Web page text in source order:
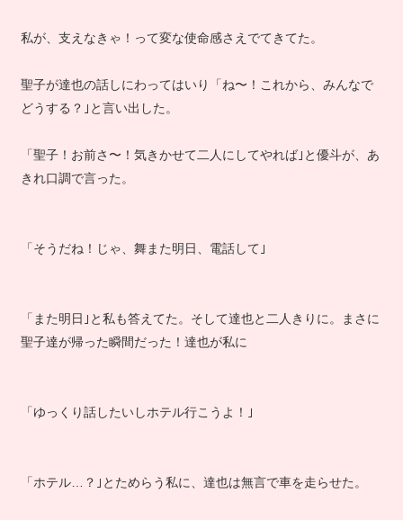
私が、支えなきゃ！って変な使命感さえでてきてた。
聖子が達也の話しにわってはいり「ね〜！これから、みんなで
どうする？｣と言い出した。
「聖子！お前さ〜！気きかせて二人にしてやれば｣と優斗が、あ
きれ口調で言った。
「そうだね！じゃ、舞また明日、電話して｣
「また明日｣と私も答えてた。そして達也と二人きりに。まさに
聖子達が帰った瞬間だった！達也が私に
「ゆっくり話したいしホテル行こうよ！｣
「ホテル…？｣とためらう私に、達也は無言で車を走らせた。